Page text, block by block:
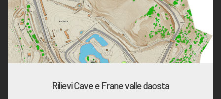
Rilievi Cave e Frane valle daosta